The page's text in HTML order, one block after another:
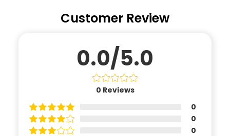
Customer Review
0.0/5.0
0 Reviews
0
0
0